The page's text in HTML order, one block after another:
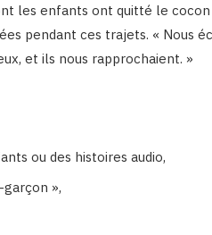
les enfants ont quitté le
pendant ces trajets. « Nous
et ils nous rapprochaient. »
ou des histoires audio,
»,